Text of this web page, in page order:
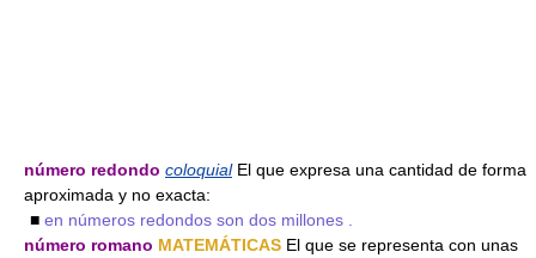
número redondo coloquialEl que expresa una cantidad de forma
aproximada y no exacta:
■ en números redondos son dos millones .
número romano MATEMÁTICAS El que se representa con unas